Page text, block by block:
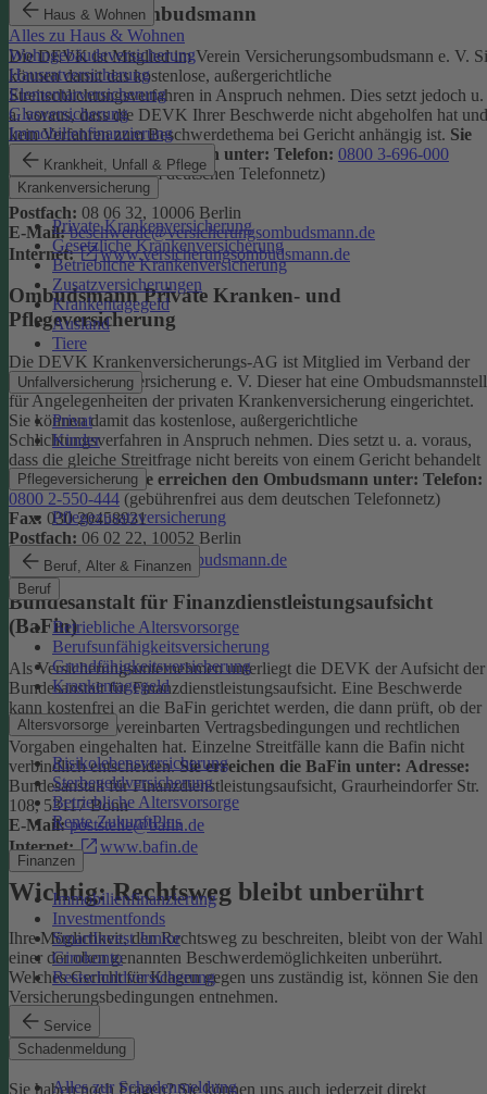
Haus & Wohnen
Alles zu Haus & Wohnen
Wohngebäudeversicherung
Hausratversicherung
Elementarversicherung
Glasversicherung
Immobilienfinanzierung
Krankheit, Unfall & Pflege
Krankenversicherung
Private Krankenversicherung
Gesetzliche Krankenversicherung
Betriebliche Krankenversicherung
Zusatzversicherungen
Krankentagegeld
Ausland
Tiere
Unfallversicherung
Privat
Kinder
Pflegeversicherung
Pflegezusatzversicherung
Beruf, Alter & Finanzen
Beruf
Betriebliche Altersvorsorge
Berufsunfähigkeitsversicherung
Grundfähigkeitsversicherung
Krankentagegeld
Altersvorsorge
Risikolebensversicherung
Sterbegeldversicherung
Betriebliche Altersvorsorge
Rente ZukunftPlus
Finanzen
Immobilienfinanzierung
Investmentfonds
SmartInvest Junior
Girokonto
Restschuldversicherung
Service
Schadenmeldung
Alles zur Schadenmeldung
Versicherungsombudsmann
Die DEVK ist Mitglied im Verein Versicherungsombudsmann e. V.
können damit das kostenlose, außergerichtliche
Streitschlichtungsverfahren in Anspruch nehmen. Dies setzt jedoch u.
a. voraus, dass die DEVK Ihrer Beschwerde nicht abgeholfen hat und
kein Verfahren zum Beschwerdethema bei Gericht anhängig ist. Sie
erreichen den Ombudsmann unter: Telefon: 0800 3-696-000
(gebührenfrei aus dem deutschen Telefonnetz)
Fax:0800 3-699-000
Postfach: 08 06 32, 10006 Berlin
E-Mail:beschwerde@versicherungsombudsmann.de
Internet:
www.versicherungsombudsmann.de
Ombudsmann Private Kranken- und
Pflegeversicherung
Die DEVK Krankenversicherungs-AG ist Mitglied im Verband der
privaten Krankenversicherung e. V. Dieser hat eine
für Angelegenheiten der privaten Krankenversicherung eingerichtet.
Sie können damit das kostenlose, außergerichtliche
Schlichtungsverfahren in Anspruch nehmen. Dies setzt u. a. voraus,
dass die gleiche Streitfrage nicht bereits von einem Gericht behandelt
wird oder wurde.Sie erreichen den Ombudsmann unter: Telefon:
0800 2-550-444 (gebührenfrei aus dem deutschen Telefonnetz)
Fax: 030 20458931
Postfach: 06 02 22, 10052 Berlin
Internet:
www.pkv-ombudsmann.de
Bundesanstalt für Finanzdienstleistungsaufsicht
(BaFin)
Als Versicherungsunternehmen unterliegt die DEVK der Aufsicht der
Bundesanstalt für Finanzdienstleistungsaufsicht. Eine Beschwerde
kann kostenfrei an die BaFin gerichtet werden, die dann prüft, ob der
Versicherer die vereinbarten Vertragsbedingungen und rechtlichen
Vorgaben eingehalten hat. Einzelne Streitfälle kann die Bafin nicht
verbindlich entscheiden.Sie erreichen die BaFin unter: Adresse:
Bundesanstalt für Finanzdienstleistungsaufsicht, Graurheindorfer Str.
108, 53117 Bonn
E-Mail: poststelle@bafin.de
Internet:
www.bafin.de
Wichtig: Rechtsweg bleibt unberührt
Ihre Möglichkeit, den Rechtsweg zu beschreiten, bleibt von der Wahl
einer der oben genannten Beschwerdemöglichkeiten unberührt.
Welches Gericht für Klagen gegen uns zuständig ist, können Sie den
Versicherungsbedingungen entnehmen.
Kontakt
Sie haben noch Fragen? Sie können uns auch jederzeit direkt